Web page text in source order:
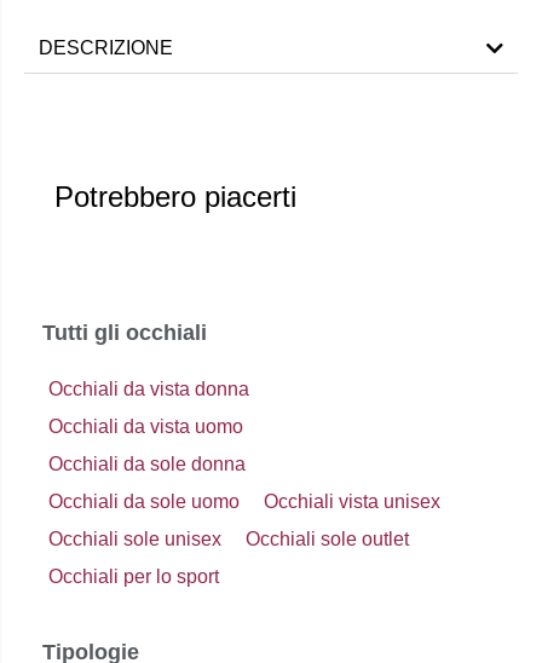
DESCRIZIONE
Potrebbero piacerti
Tutti gli occhiali
Occhiali da vista donna
Occhiali da vista uomo
Occhiali da sole donna
Occhiali da sole uomo
Occhiali vista unisex
Occhiali sole unisex
Occhiali sole outlet
Occhiali per lo sport
Tipologie